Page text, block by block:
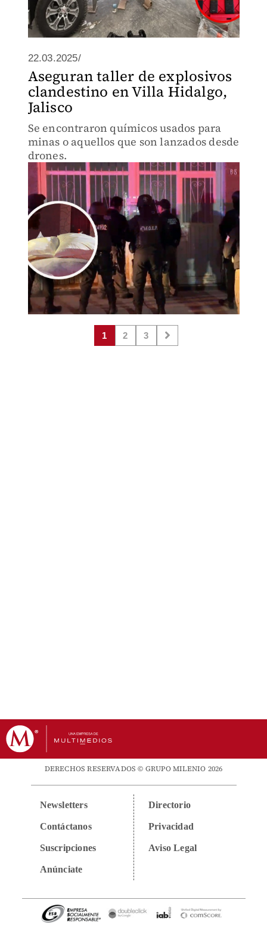
22.03.2025/
Aseguran taller de explosivos
clandestino en Villa Hidalgo,
Jalisco
Se encontraron químicos usados para
minas o aquellos que son lanzados desde
drones.
1 2 3
DERECHOS RESERVADOS © GRUPO MILENIO 2026
Newsletters
Contáctanos
Suscripciones
Anúnciate
Directorio
Privacidad
Aviso Legal